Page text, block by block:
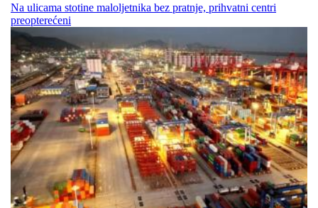
Na ulicama stotine maloljetnika bez pratnje, prihvatni centri
preopterećeni